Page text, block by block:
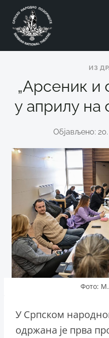
content
ИЗ
„Арсеник и
у априлу
Објављено:
Фото:
У Српском
одржана је прва